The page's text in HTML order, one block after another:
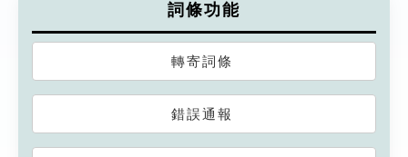
詞條功能
轉寄詞條
錯誤通報